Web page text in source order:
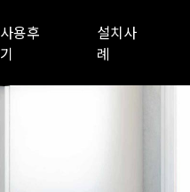
사용후
기
설치사
례